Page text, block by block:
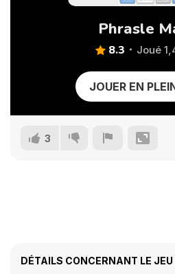
Phrasle
8.3 Joué
JOUER EN
3
DÉTAILS CONCERNANT LE JEU